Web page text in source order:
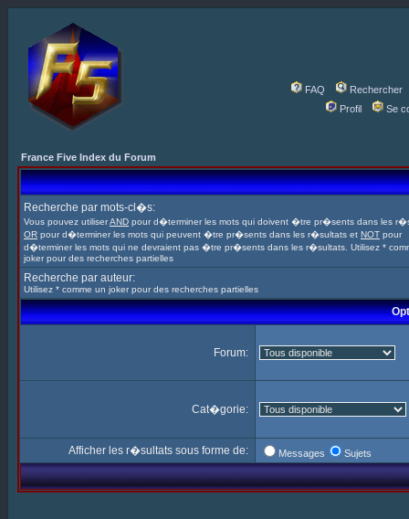
FAQ
Rechercher
Profil
Se
France Five Index du Forum
Recherche par mots-cl�s:
Vous pouvez utiliserAND pour d�terminer les mots qui doivent �tre pr�sents dans les
OR pour d�terminer les mots qui peuvent �tre pr�sents dans les r�sultats et NOT pour
d�terminer les mots qui ne devraient pas �tre pr�sents dans les r�sultats. Utilisez *
joker pour des recherches partielles
Recherche par auteur:
Utilisez * comme un joker pour des recherches partielles
Forum:
Cat�gorie:
Afficher les r�sultats sous forme de: Messages Sujets